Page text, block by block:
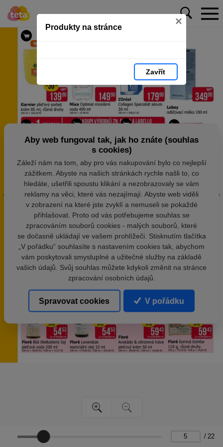
Produkty na stránce ×
Zavřít
/ 22
Aby web fungoval tak, jak ho znáte (souhlas
s cookies)
Záleží nám na tom, aby pro vás nakupování bylo co nejlepší
zážitkem. Abyste na našich stránkách rychle našli to, co
hledáte, ušetřili spoustu klikání a nezobrazovaly se vám
reklamy na věci, které vás nezajímají. Abyste web viděli
v zobrazení na které jste zvyklí a nemuseli se pokaždé
přihlašovat. Proto od vás potřebujeme souhlas se
zpracováním souborů cookies - malých souborů, které
se dočasně ukládají ve vašem prohlížeči. Stisknutím tlačítka
„V pořádku“ souhlasíte s nastavením cookies tak, abychom
vám poskytovali smysluplné a užitečné služby na základě
vašich údajů. Svůj souhlas můžete kdykoli změnit na stránce
zpracování osobních údajů.
Spravovat cookies V pořádku